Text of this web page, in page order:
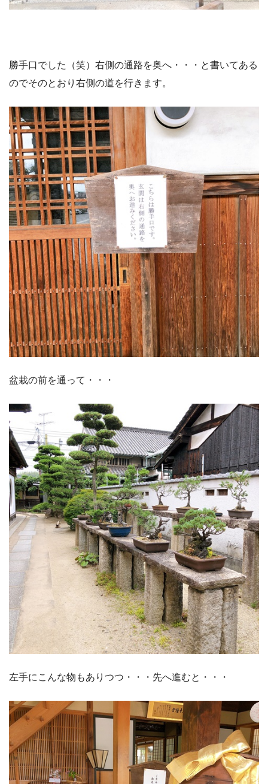
勝手口でした（笑）右側の通路を奥へ・・・と書いてある
のでそのとおり右側の道を行きます。
盆栽の前を通って・・・
左手にこんな物もありつつ・・・先へ進むと・・・